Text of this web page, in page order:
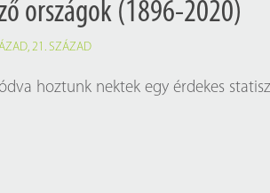
országok (1896-2020)
,21. SZÁZAD
hoztunk nektek egy érdekes